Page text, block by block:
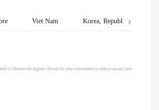
Viet Nam Korea, Republic of
to choose the region closest to your customers to reduce access late